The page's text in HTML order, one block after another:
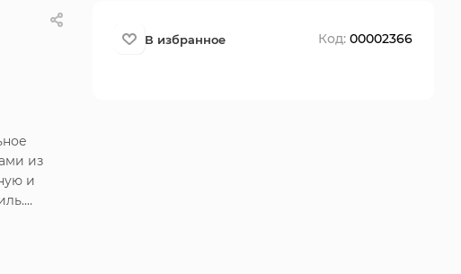
из
и
Код: 00002366